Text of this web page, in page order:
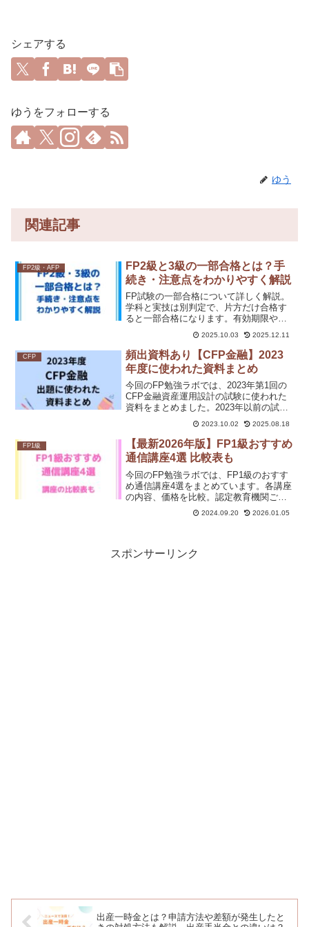
シェアする
ゆうをフォローする
ゆう
関連記事
FP2級・AFP
FP2級と3級の一部合格とは？手
続き・注意点をわかりやすく解説
FP試験の一部合格について詳しく解説。
学科と実技は別判定で、片方だけ合格す
ると一部合格になります。有効期限や免
除申請の流れ、合否発表前の手続き、実
施機関による違いなど注意点もまとめま
した。これを読めば、一部合格制度を上
手く活用して効率よくFP資格取得が可能
になりますよ。
2025.10.03 2025.12.11
CFP
頻出資料あり【CFP金融】2023
年度に使われた資料まとめ
今回のFP勉強ラボでは、2023年第1回の
CFP金融資産運用設計の試験に使われた
資料をまとめました。2023年以前の試験
に使われた資料もリンクにまとめていま
す。CFP金融を受験予定の方は、ぜひチ
ェックしてください。
2023.10.02 2025.08.18
FP1級
【最新2026年版】FP1級おすすめ
通信講座4選 比較表も
今回のFP勉強ラボでは、FP1級のおすす
め通信講座4選をまとめています。各講座
の内容、価格を比較。認定教育機関ごと
の講座もまとめています。通信講座で
FP1級の勉強を検討している方は、ぜひ
2024.09.20 2026.01.05
スポンサーリンク
出産一時金とは？申請方法や差額が発生したと